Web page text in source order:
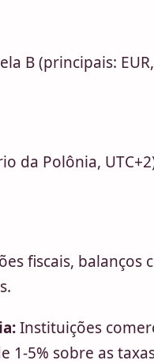
B (principais: EUR,
da Polônia,
fiscais, balanços
Instituições
1-5% sobre as